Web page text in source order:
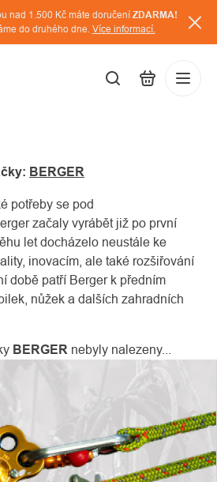
nad 1.500 Kč máte doručení ZDARMA!
do druhého dne. Více informací.
BERGER
potřeby se pod
začaly vyrábět již po první
let docházelo neustále ke
inovacím, ale také rozšiřování
době patří Berger k předním
nůžek a dalších zahradních
BERGER nebyly nalezeny...